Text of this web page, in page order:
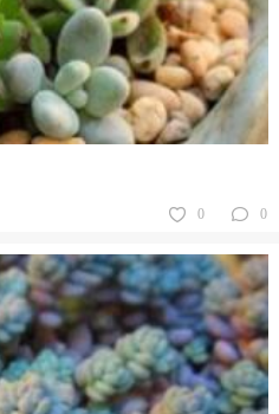
0 0